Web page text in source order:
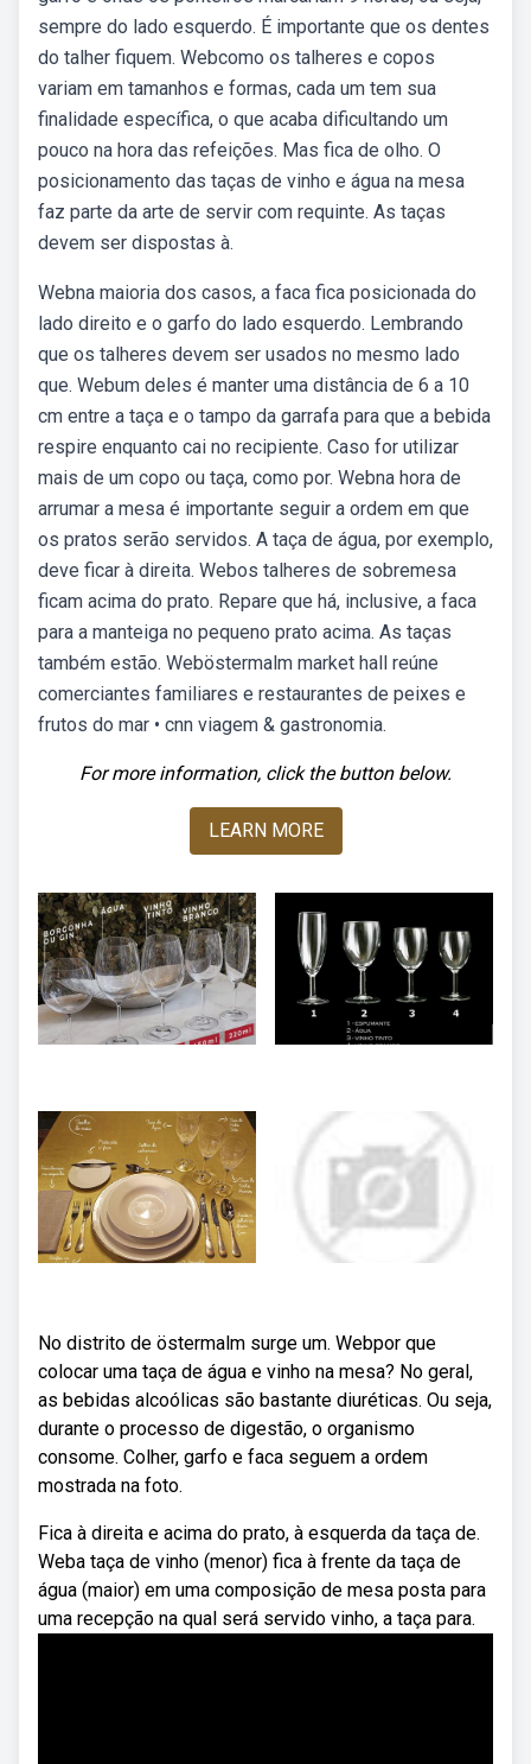
sempre do lado esquerdo. É importante que os dentes
do talher fiquem. Webcomo os talheres e copos
variam em tamanhos e formas, cada um tem sua
finalidade específica, o que acaba dificultando um
pouco na hora das refeições. Mas fica de olho. O
posicionamento das taças de vinho e água na mesa
faz parte da arte de servir com requinte. As taças
devem ser dispostas à.
Webna maioria dos casos, a faca fica posicionada do
lado direito e o garfo do lado esquerdo. Lembrando
que os talheres devem ser usados no mesmo lado
que. Webum deles é manter uma distância de 6 a 10
cm entre a taça e o tampo da garrafa para que a bebida
respire enquanto cai no recipiente. Caso for utilizar
mais de um copo ou taça, como por. Webna hora de
arrumar a mesa é importante seguir a ordem em que
os pratos serão servidos. A taça de água, por exemplo,
deve ficar à direita. Webos talheres de sobremesa
ficam acima do prato. Repare que há, inclusive, a faca
para a manteiga no pequeno prato acima. As taças
também estão. Weböstermalm market hall reúne
comerciantes familiares e restaurantes de peixes e
frutos do mar • cnn viagem & gastronomia.
For more information, click the button below.
LEARN MORE
No distrito de östermalm surge um. Webpor que
colocar uma taça de água e vinho na mesa? No geral,
as bebidas alcoólicas são bastante diuréticas. Ou seja,
durante o processo de digestão, o organismo
consome. Colher, garfo e faca seguem a ordem
mostrada na foto.
Fica à direita e acima do prato, à esquerda da taça de.
Weba taça de vinho (menor) fica à frente da taça de
água (maior) em uma composição de mesa posta para
uma recepção na qual será servido vinho, a taça para.